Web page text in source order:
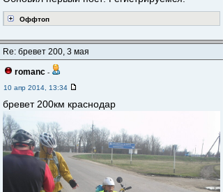
Оффтоп
Re: бревет 200, 3 мая
romanc -
10 апр 2014, 13:34
бревет 200км краснодар